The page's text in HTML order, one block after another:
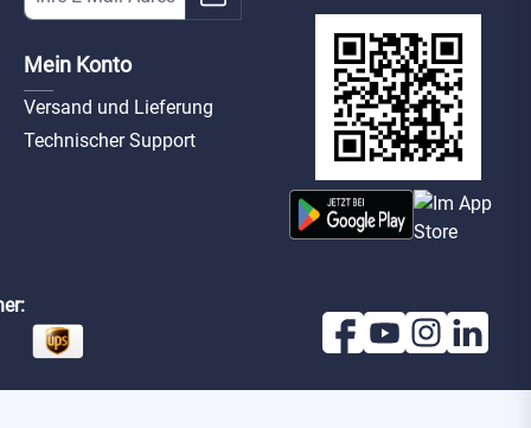
Mein Konto
Versand und Lieferung
Technischer Support